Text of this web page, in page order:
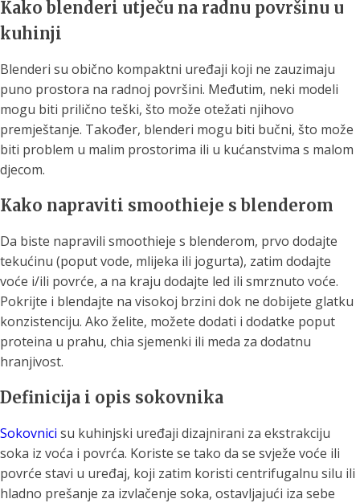
Kako blenderi utječu na radnu površinu u
kuhinji
Blenderi su obično kompaktni uređaji koji ne zauzimaju
puno prostora na radnoj površini. Međutim, neki modeli
mogu biti prilično teški, što može otežati njihovo
premještanje. Također, blenderi mogu biti bučni, što može
biti problem u malim prostorima ili u kućanstvima s malom
djecom.
Kako napraviti smoothieje s blenderom
Da biste napravili smoothieje s blenderom, prvo dodajte
tekućinu (poput vode, mlijeka ili jogurta), zatim dodajte
voće i/ili povrće, a na kraju dodajte led ili smrznuto voće.
Pokrijte i blendajte na visokoj brzini dok ne dobijete glatku
konzistenciju. Ako želite, možete dodati i dodatke poput
proteina u prahu, chia sjemenki ili meda za dodatnu
hranjivost.
Definicija i opis sokovnika
Sokovnici su kuhinjski uređaji dizajnirani za ekstrakciju
soka iz voća i povrća. Koriste se tako da se svježe voće ili
povrće stavi u uređaj, koji zatim koristi centrifugalnu silu ili
hladno prešanje za izvlačenje soka, ostavljajući iza sebe